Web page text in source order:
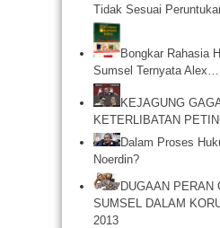
Tidak Sesuai
Bongkar Rahasia
Sumsel Ternyata Alex…
KEJAGUNG
KETERLIBATAN
Dalam Proses
Noerdin?
DUGAAN PERAN
SUMSEL DALAM
2013